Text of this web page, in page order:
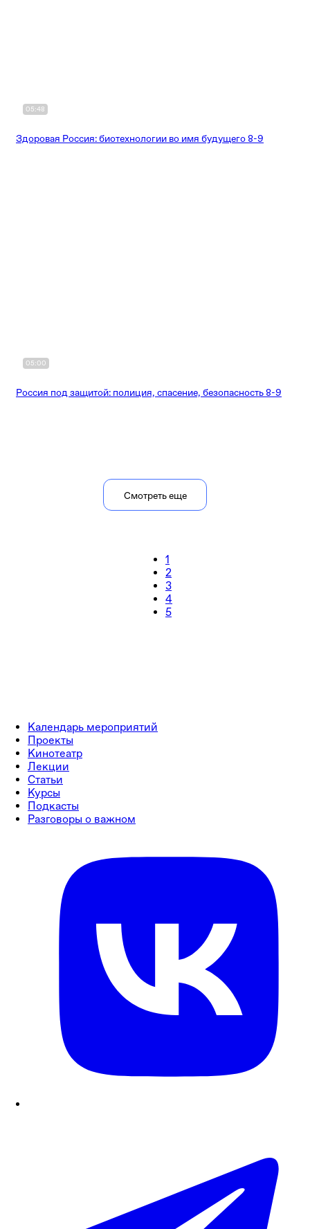
05:48
Здоровая Россия: биотехнологии во имя будущего 8-9
05:00
Россия под защитой: полиция, спасение, безопасность 8-9
Смотреть еще
1
2
3
4
5
Календарь мероприятий
Проекты
Кинотеатр
Лекции
Статьи
Курсы
Подкасты
Разговоры о важном